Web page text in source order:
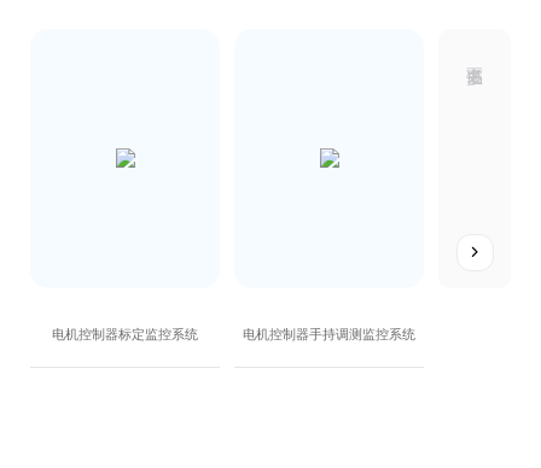
电机控制器标定监控系统 电机控制器手持调测监控系统
